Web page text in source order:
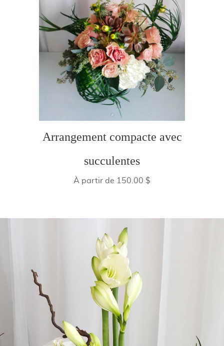
Arrangement compacte avec
succulentes
À partir de 150.00 $